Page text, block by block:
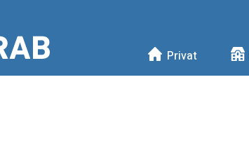
Renhållnings AB
Privat